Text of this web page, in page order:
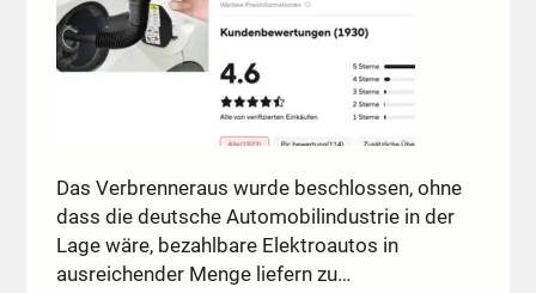
Das Verbrenneraus wurde beschlossen, ohne
dass die deutsche Automobilindustrie in der
Lage wäre, bezahlbare Elektroautos in
ausreichender Menge liefern zu…